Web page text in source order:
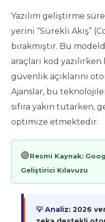
Yazılım geliştirme
yerini “Sürekli Akış”
bırakmıştır. Bu
araçları kod
güvenlik açıklarını
Ajanslar, bu
sıfıra yakın tutarken,
optimize etmektedir.
🟢Resmi Kaynak:
Geliştirici Kılavuzu
💡 Analiz: 2026